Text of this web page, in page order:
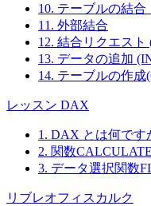
10. テーブルの結合
11. 外部結合
12. 結合リクエスト
13. データの追加
14. テーブルの作成
レッスン DAX
1. DAX とは何です
2. 関数CALCULATE
3. データ選択関数
リブレオフィスカルク